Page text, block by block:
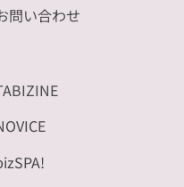
問い合わせ